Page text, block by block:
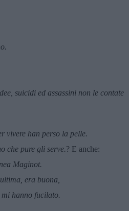
suicidi ed assassini non le contate
vivere han perso la pelle.
che pure gli serve.? E anche:
Maginot.
era buona,
hanno fucilato.